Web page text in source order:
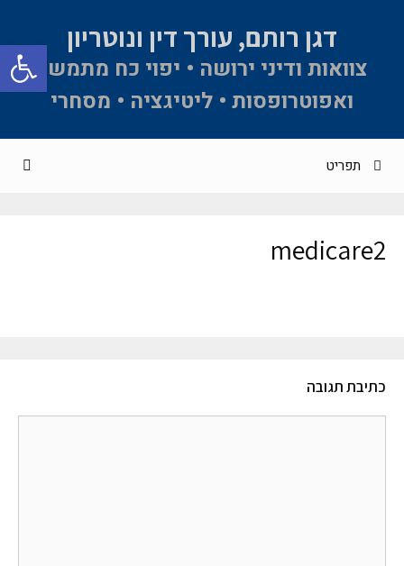
פתח דגן רותם, עורך דין ונוטריון
צוואות ודיני ירושה • יפוי כח מתמשך
ואפוטרופסות • ליטיגציה • מסחרי
תפריט
medicare2
כתיבת תגובה